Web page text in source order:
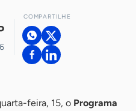
COMPARTILHE
feira, 15, o Programa